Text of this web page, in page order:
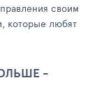
своим
которые любят
-